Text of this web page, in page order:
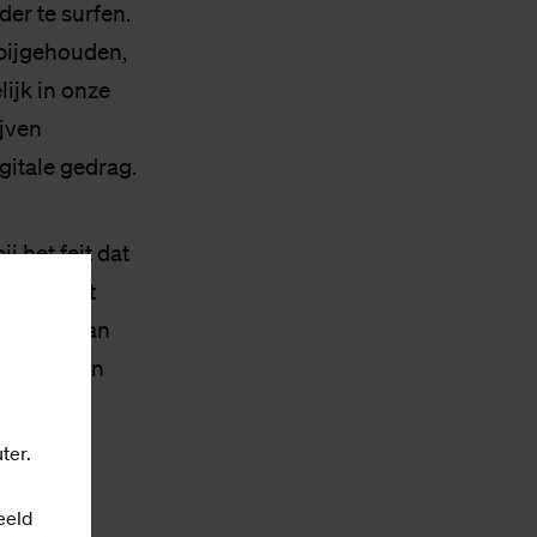
te surfen.
in onze
gedrag.
het feit dat
of niet
basis van
en
de